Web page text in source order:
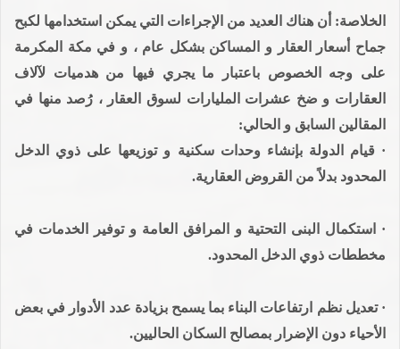
الخلاصة: أن هناك العديد من الإجراءات التي يمكن استخدامها لكبح
جماح أسعار العقار و المساكن بشكل عام ، و في مكة المكرمة
على وجه الخصوص باعتبار ما يجري فيها من هدميات لآلاف
العقارات و ضخ عشرات المليارات لسوق العقار ، رُصد منها في
المقالين السابق و الحالي:
· قيام الدولة بإنشاء وحدات سكنية و توزيعها على ذوي الدخل
المحدود بدلاً من القروض العقارية.
· استكمال البنى التحتية و المرافق العامة و توفير الخدمات في
مخططات ذوي الدخل المحدود.
· تعديل نظم ارتفاعات البناء بما يسمح بزيادة عدد الأدوار في بعض
الأحياء دون الإضرار بمصالح السكان الحاليين.